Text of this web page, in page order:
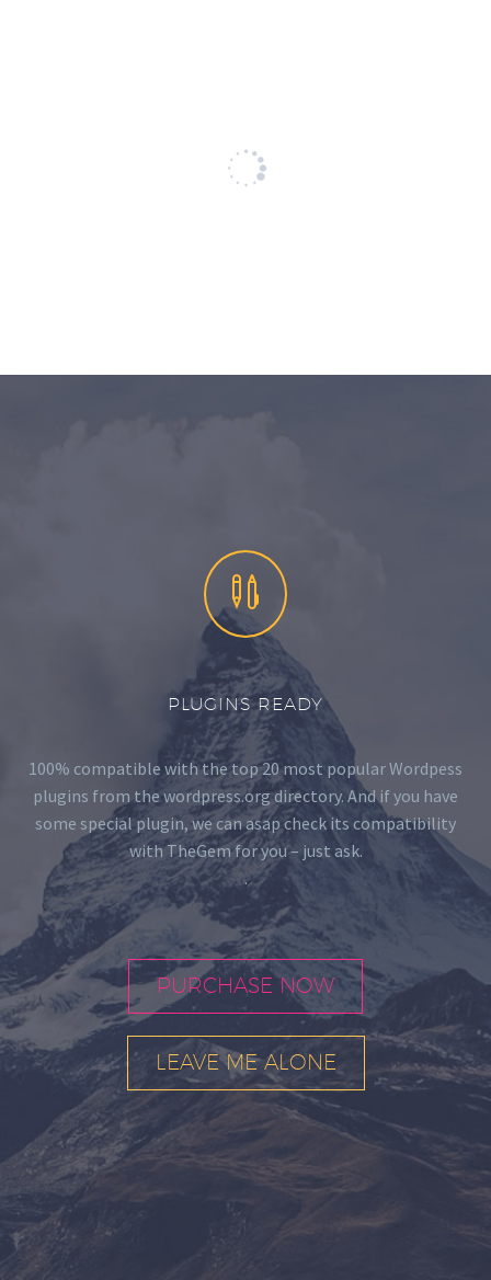


PLUGINS READY
100% compatible with the top 20 most popular Wordpess
plugins from the wordpress.org directory. And if you have
some special plugin, we can asap check its compatibility
with TheGem for you – just ask.
.
PURCHASE NOW
LEAVE ME ALONE